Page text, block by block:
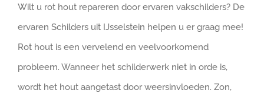
Wilt u rot hout repareren door ervaren vakschilders? De
ervaren Schilders uit IJsselstein helpen u er graag mee!
Rot hout is een vervelend en veelvoorkomend
probleem. Wanneer het schilderwerk niet in orde is,
wordt het hout aangetast door weersinvloeden. Zon,